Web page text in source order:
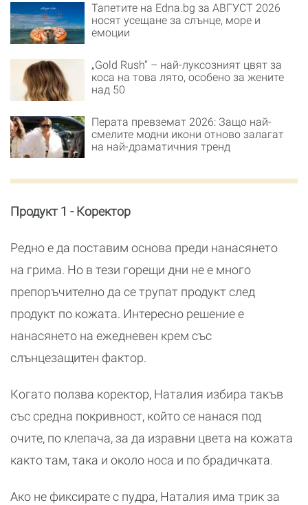
Тапетите на Edna.bg за АВГУСТ 2026
носят усещане за слънце, море и
емоции
„Gold Rush“ – най-луксозният цвят за
коса на това лято, особено за жените
над 50
Перата превземат 2026: Защо най-
смелите модни икони отново залагат
на най-драматичния тренд
Продукт 1 - Коректор
Редно е да поставим основа преди нанасянето
на грима. Но в тези горещи дни не е много
препоръчително да се трупат продукт след
продукт по кожата. Интересно решение е
нанасянето на ежедневен крем със
слънцезащитен фактор.
Когато ползва коректор, Наталия избира такъв
със средна покривност, който се нанася под
очите, по клепача, за да изравни цвета на кожата
както там, така и около носа и по брадичката.
Ако не фиксирате с пудра, Наталия има трик за